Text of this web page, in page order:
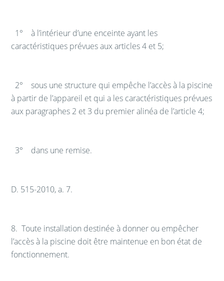
1° à l’intérieur d’une enceinte ayant les
caractéristiques prévues aux articles 4 et 5;
2° sous une structure qui empêche l’accès à la piscine
à partir de l’appareil et qui a les caractéristiques prévues
aux paragraphes 2 et 3 du premier alinéa de l’article 4;
3° dans une remise.
D. 515-2010, a. 7.
8.Toute installation destinée à donner ou empêcher
l’accès à la piscine doit être maintenue en bon état de
fonctionnement.